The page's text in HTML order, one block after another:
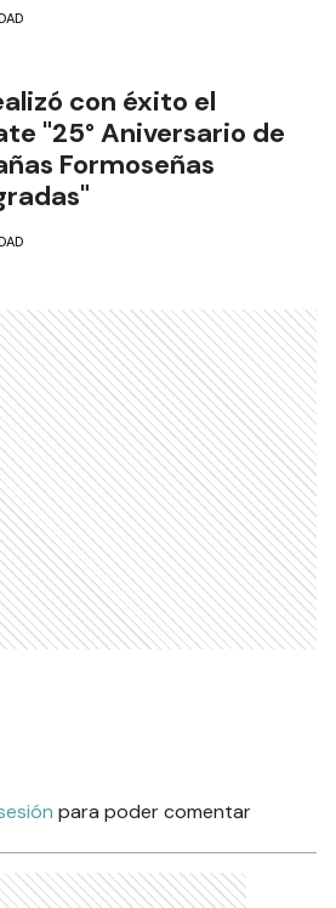
con éxito el
"25° Aniversario de
Formoseñas
para poder comentar